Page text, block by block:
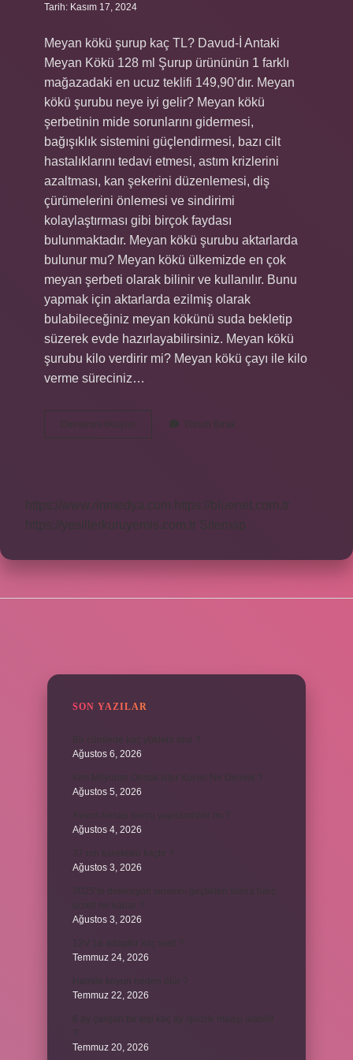
Tarih: Kasım 17, 2024
Meyan kökü şurup kaç TL? Davud-İ Antaki
Meyan Kökü 128 ml Şurup ürününün 1 farklı
mağazadaki en ucuz teklifi 149,90’dır. Meyan
kökü şurubu neye iyi gelir? Meyan kökü
şerbetinin mide sorunlarını gidermesi,
bağışıklık sistemini güçlendirmesi, bazı cilt
hastalıklarını tedavi etmesi, astım krizlerini
azaltması, kan şekerini düzenlemesi, diş
çürümelerini önlemesi ve sindirimi
kolaylaştırması gibi birçok faydası
bulunmaktadır. Meyan kökü şurubu aktarlarda
bulunur mu? Meyan kökü ülkemizde en çok
meyan şerbeti olarak bilinir ve kullanılır. Bunu
yapmak için aktarlarda ezilmiş olarak
bulabileceğiniz meyan kökünü suda bekletip
süzerek evde hazırlayabilirsiniz. Meyan kökü
şurubu kilo verdirir mi? Meyan kökü çayı ile kilo
verme süreciniz…
Devamını okuyun
Kökü
Yorum Bırak
https://www.rinmedya.com
https://bluenet.com.tr
https://yesillerkuruyemis.com.tr Sitemap
SON YAZILAR
Ağustos 6, 2026
Ağustos 5, 2026
Ağustos 4, 2026
Ağustos 3, 2026
Ağustos 3, 2026
Temmuz 24, 2026
Temmuz 22, 2026
Temmuz 20, 2026